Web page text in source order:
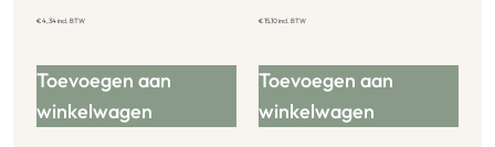
€4,34incl. BTW
Toevoegen aan
winkelwagen
€15,10incl. BTW
Toevoegen aan
winkelwagen